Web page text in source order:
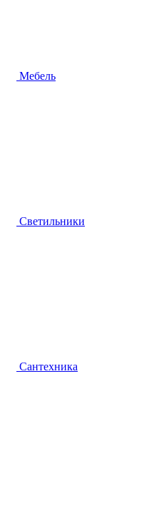
Мебель
Светильники
Сантехника